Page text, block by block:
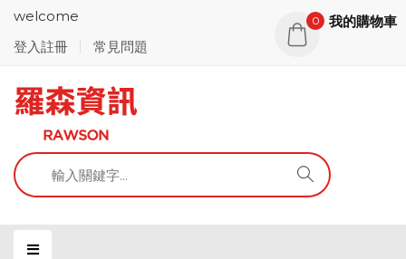
welcome
登入註冊
常見問題
0 我的購物車